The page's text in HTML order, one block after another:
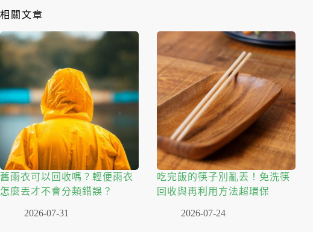
相關文章
舊雨衣可以回收嗎？輕便雨衣
怎麼丟才不會分類錯誤？
2026-07-31
吃完飯的筷子別亂丟！免洗筷
回收與再利用方法超環保
2026-07-24